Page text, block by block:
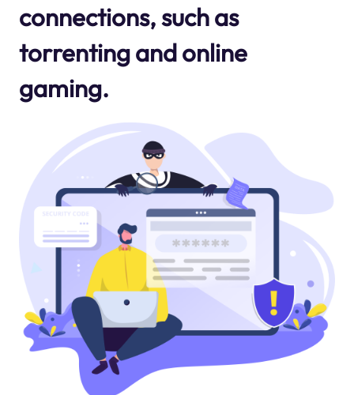
connections, such as
torrenting and online
gaming.